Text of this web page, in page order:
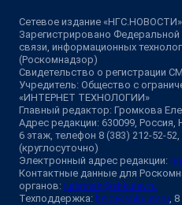
Сетевое издание
Зарегистрировано
связи, информационных
(Роскомнадзор)
Свидетельство о регистрации
Учредитель: Общество с
«ИНТЕРНЕТ ТЕХНОЛОГИИ»
Главный редактор: Громкова
Адрес редакции: 630099, Россия,
6 этаж, телефон 8 (383) 212-52-
(круглосуточно)
Электронный адрес редакции:
Контактные данные для
органов: juristnsk@shkulev.ru
Техподдержка: help@shkulev.ru ,